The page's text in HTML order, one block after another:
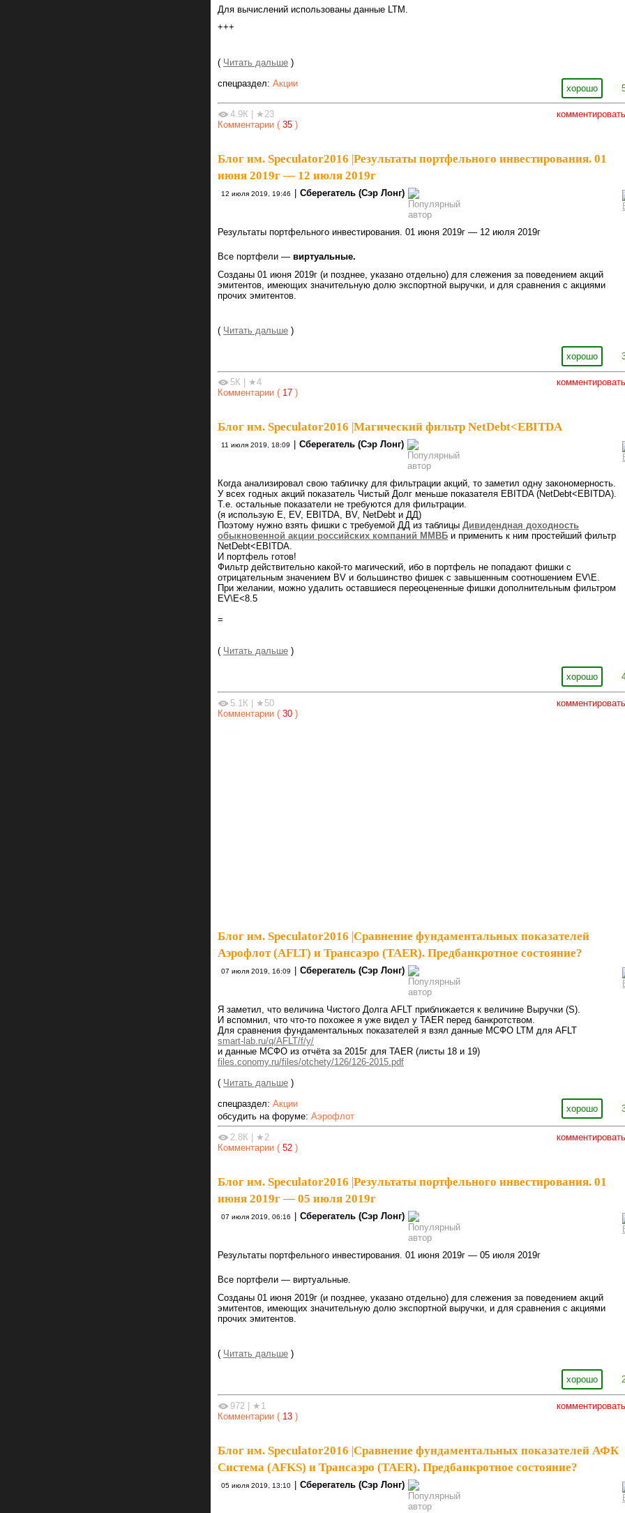
Для вычислений использованы данные LTM.
+++
( Читать дальше )
хорошо
спецраздел: Акции
комментировать
4.9К
★23
Комментарии ( 35 )
Блог им. Speculator2016 |Результаты портфельного инвестирования. 01
июня 2019г — 12 июля 2019г
12 июля 2019, 19:46 Сберегатель (Сэр Лонг)
Результаты портфельного инвестирования. 01 июня 2019г — 12 июля 2019г
Все портфели — виртуальные.
Созданы 01 июня 2019г (и позднее, указано отдельно) для слежения за поведением акций
эмитентов, имеющих значительную долю экспортной выручки, и для сравнения с акциями
прочих эмитентов.
( Читать дальше )
хорошо
комментировать
5К
★4
Комментарии ( 17 )
Блог им. Speculator2016 Магический фильтр NetDebt<EBITDA
11 июля 2019, 18:09 Сберегатель (Сэр Лонг)
Когда анализировал свою табличку для фильтрации акций, то заметил одну закономерность.
У всех годных акций показатель Чистый Долг меньше показателя EBITDA (NetDebt<EBITDA).
Т.е. остальные показатели не требуются для фильтрации.
(я использую E, EV, EBITDA, BV, NetDebt и ДД)
Поэтому нужно взять фишки с требуемой ДД из таблицы Дивидендная доходность
обыкновенной акции российских компаний ММВБ и применить к ним простейший фильтр
NetDebt<EBITDA.
И портфель готов!
Фильтр действительно какой-то магический, ибо в портфель не попадают фишки с
отрицательным значением BV и большинство фишек с завышенным соотношением EV\E.
При желании, можно удалить оставшиеся переоцененные фишки дополнительным фильтром
EV\E<8.5
=
( Читать дальше )
хорошо
комментировать
5.1К
★50
Комментарии ( 30 )
Блог им. Speculator2016 |Сравнение фундаментальных показателей
Аэрофлот (AFLT) и Трансаэро (TAER). Предбанкротное состояние?
07 июля 2019, 16:09 Сберегатель (Сэр Лонг)
Я заметил, что величина Чистого Долга AFLT приближается к величине Выручки (S).
И вспомнил, что что-то похожее я уже видел у TAER перед банкротством.
Для сравнения фундаментальных показателей я взял данные МСФО LTM для AFLT
smart-lab.ru/q/AFLT/f/y/
и данные МСФО из отчёта за 2015г для TAER (листы 18 и 19)
files.conomy.ru/files/otchety/126/126-2015.pdf
( Читать дальше )
хорошо
спецраздел: Акции
обсудить на форуме: Аэрофлот
комментировать
2.8К
★2
Комментарии ( 52 )
Блог им. Speculator2016 |Результаты портфельного инвестирования. 01
июня 2019г — 05 июля 2019г
07 июля 2019, 06:16 Сберегатель (Сэр Лонг)
Результаты портфельного инвестирования. 01 июня 2019г — 05 июля 2019г
Все портфели — виртуальные.
Созданы 01 июня 2019г (и позднее, указано отдельно) для слежения за поведением акций
эмитентов, имеющих значительную долю экспортной выручки, и для сравнения с акциями
прочих эмитентов.
( Читать дальше )
хорошо
комментировать
972 | ★1
Комментарии ( 13 )
Блог им. Speculator2016 |Сравнение фундаментальных показателей АФК
Система (AFKS) и Трансаэро (TAER). Предбанкротное состояние?
05 июля 2019, 13:10 | Сберегатель (Сэр Лонг)